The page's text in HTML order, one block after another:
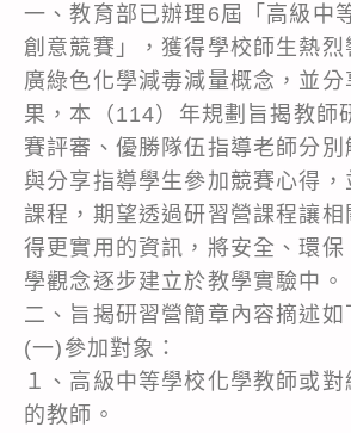
一、教育部已辦理6屆「高級中
創意競賽」，獲得學校師生熱烈
廣綠色化學減毒減量概念，並分
果，本（114）年規劃旨揭教師
賽評審、優勝隊伍指導老師分別
與分享指導學生參加競賽心得，
課程，期望透過研習營課程讓
得更實用的資訊，將安全、環保
學觀念逐步建立於教學實驗中。
二、旨揭研習營簡章內容摘述如
(一)參加對象：
１、高級中等學校化學教師或
的教師。